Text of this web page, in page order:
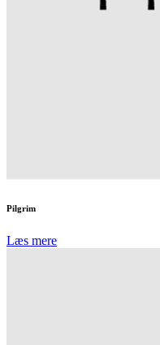
Pilgrim
Læs mere